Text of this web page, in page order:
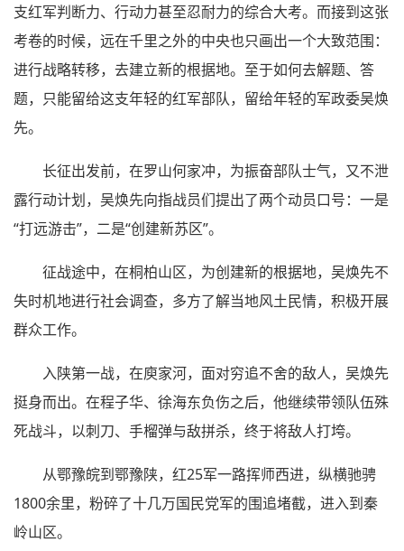
支红军判断力、行动力甚至忍耐力的综合大考。而接到这张
考卷的时候，远在千里之外的中央也只画出一个大致范围：
进行战略转移，去建立新的根据地。至于如何去解题、答
题，只能留给这支年轻的红军部队，留给年轻的军政委吴焕
先。
长征出发前，在罗山何家冲，为振奋部队士气，又不泄
露行动计划，吴焕先向指战员们提出了两个动员口号：一是
“打远游击”，二是“创建新苏区”。
征战途中，在桐柏山区，为创建新的根据地，吴焕先不
失时机地进行社会调查，多方了解当地风土民情，积极开展
群众工作。
入陕第一战，在庾家河，面对穷追不舍的敌人，吴焕先
挺身而出。在程子华、徐海东负伤之后，他继续带领队伍殊
死战斗，以刺刀、手榴弹与敌拼杀，终于将敌人打垮。
从鄂豫皖到鄂豫陕，红25军一路挥师西进，纵横驰骋
1800余里，粉碎了十几万国民党军的围追堵截，进入到秦
岭山区。